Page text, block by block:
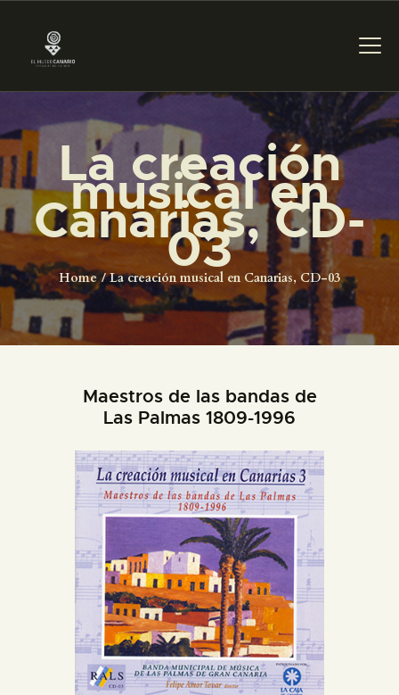
La creación
musical en
Canarias, CD-
03
Home La creación musical en Canarias, CD-03
PREPARAR LA VISITA
ACTIVIDADES
EL MUSEO
DIDÁCTICA
ESPAÑOL
PREPARAR LA VISITA
ACTIVIDADES
█
EL MUSEO
Maestros de las bandas de
Las Palmas 1809-1996